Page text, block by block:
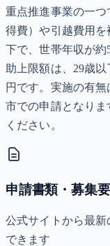
重点推進事業の一
得費）や引越費用
下で、世帯年収が
助上限額は、29歳
円です。実施の有
市での申請となり
ください。
申請書類・募集
公式サイトから最
できます